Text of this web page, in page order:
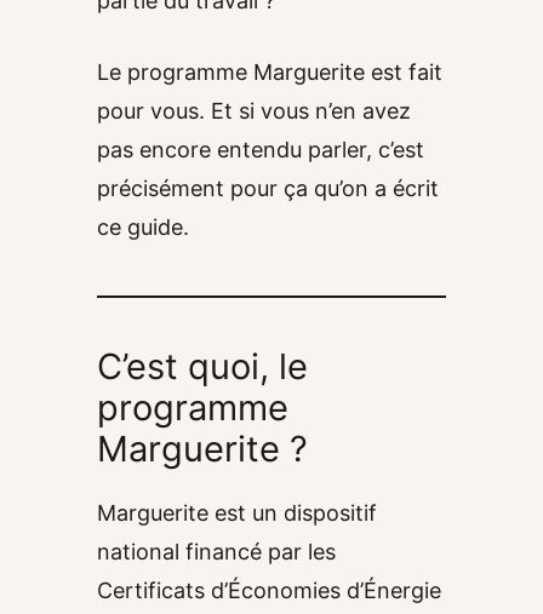
Le programme Marguerite est fait
pour vous. Et si vous n’en avez
pas encore entendu parler, c’est
précisément pour ça qu’on a écrit
ce guide.
C’est quoi, le
programme
Marguerite ?
Marguerite est un dispositif
national financé par les
Certificats d’Économies d’Énergie